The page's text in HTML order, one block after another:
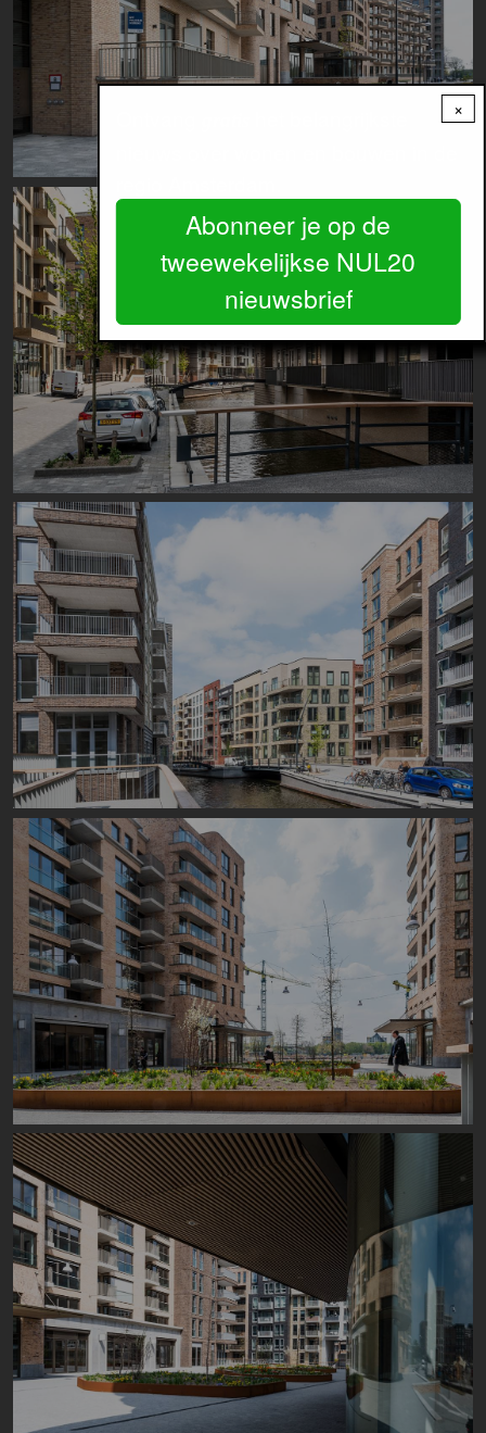
Image
Image
Image
Image
×
Abonneer je op de
tweewekelijkse NUL20
nieuwsbrief